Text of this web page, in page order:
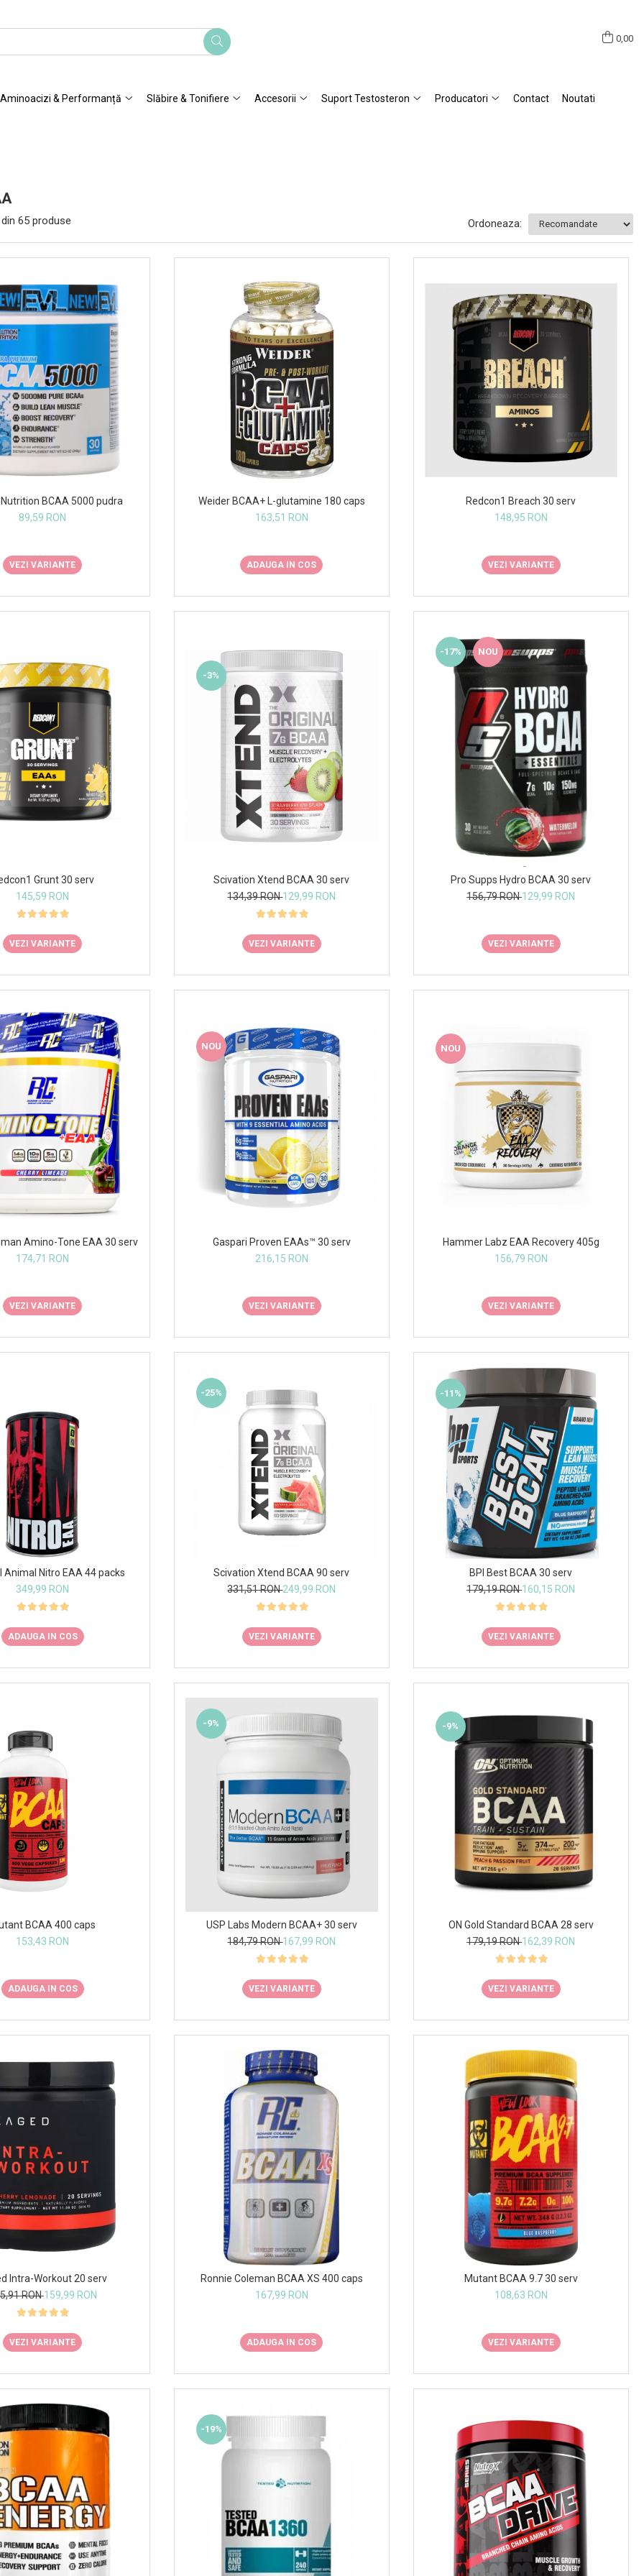
0,00
Aminoacizi & Performanță Slăbire & Tonifiere Accesorii Suport Testosteron Producatori Contact Noutati
65 produse Ordoneaza:
BCAA 5000 pudra
89,59 RON
VEZI VARIANTE
Weider BCAA+ L-glutamine 180 caps
163,51 RON
ADAUGA IN COS
Redcon1 Breach 30 serv
148,95 RON
VEZI VARIANTE
Grunt 30 serv
145,59 RON
VEZI VARIANTE
-3%
Scivation Xtend BCAA 30 serv
134,39 RON129,99 RON
VEZI VARIANTE
-17% NOU
Pro Supps Hydro BCAA 30 serv
156,79 RON129,99 RON
VEZI VARIANTE
Amino-Tone EAA 30 serv
174,71 RON
VEZI VARIANTE
NOU
Gaspari Proven EAAs™ 30 serv
216,15 RON
VEZI VARIANTE
NOU
Hammer Labz EAA Recovery 405g
156,79 RON
VEZI VARIANTE
Animal Nitro EAA 44 packs
349,99 RON
ADAUGA IN COS
-25%
Scivation Xtend BCAA 90 serv
331,51 RON249,99 RON
VEZI VARIANTE
-11%
BPI Best BCAA 30 serv
179,19 RON160,15 RON
VEZI VARIANTE
BCAA 400 caps
153,43 RON
ADAUGA IN COS
-9%
USP Labs Modern BCAA+ 30 serv
184,79 RON167,99 RON
VEZI VARIANTE
-9%
ON Gold Standard BCAA 28 serv
179,19 RON162,39 RON
VEZI VARIANTE
Intra-Workout 20 serv
RON159,99 RON
VEZI VARIANTE
Ronnie Coleman BCAA XS 400 caps
167,99 RON
ADAUGA IN COS
Mutant BCAA 9.7 30 serv
108,63 RON
VEZI VARIANTE
-19%